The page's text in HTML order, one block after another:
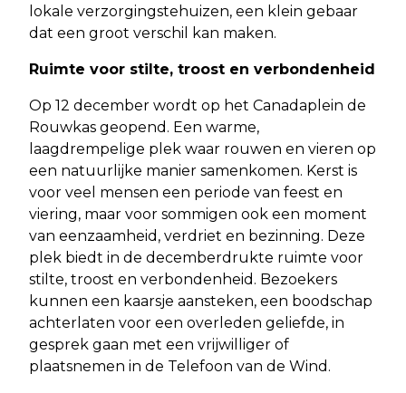
lokale verzorgingstehuizen, een klein gebaar
dat een groot verschil kan maken.
Ruimte voor stilte, troost en verbondenheid
Op 12 december wordt op het Canadaplein de
Rouwkas geopend. Een warme,
laagdrempelige plek waar rouwen en vieren op
een natuurlijke manier samenkomen. Kerst is
voor veel mensen een periode van feest en
viering, maar voor sommigen ook een moment
van eenzaamheid, verdriet en bezinning. Deze
plek biedt in de decemberdrukte ruimte voor
stilte, troost en verbondenheid. Bezoekers
kunnen een kaarsje aansteken, een boodschap
achterlaten voor een overleden geliefde, in
gesprek gaan met een vrijwilliger of
plaatsnemen in de Telefoon van de Wind.